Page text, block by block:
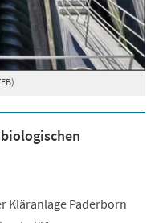
Kläranlage Paderborn